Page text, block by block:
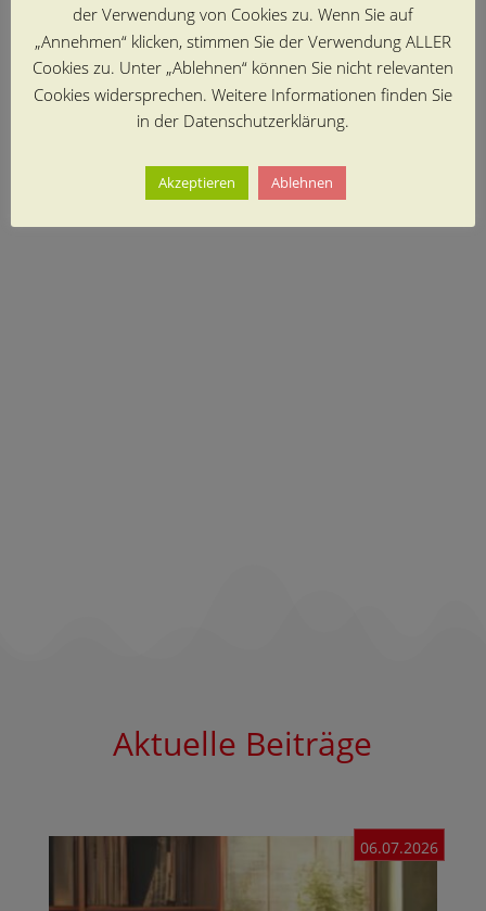
Aktuelle Beiträge
06.07.2026
der Verwendung von Cookies zu. Wenn Sie auf
„Annehmen“ klicken, stimmen Sie der Verwendung ALLER
Cookies zu. Unter „Ablehnen“ können Sie nicht relevanten
Cookies widersprechen. Weitere Informationen finden Sie
in der Datenschutzerklärung.
Akzeptieren Ablehnen